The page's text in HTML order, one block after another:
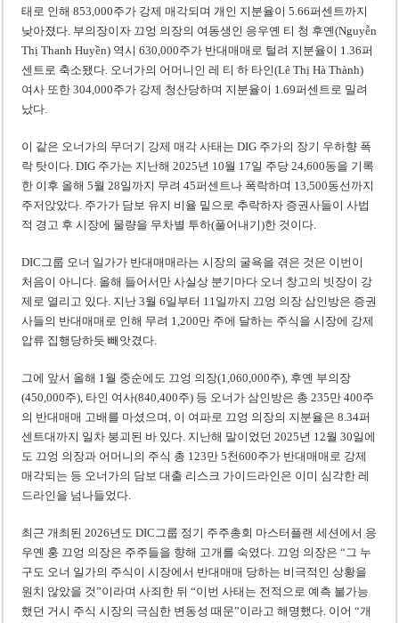
태로 인해 853,000주가 강제 매각되며 개인 지분율이 5.66퍼센트까지
낮아졌다. 부의장이자 끄엉 의장의 여동생인 응우옌 티 청 후옌(Nguyễn
Thị Thanh Huyền) 역시 630,000주가 반대매매로 털려 지분율이 1.36퍼
센트로 축소됐다. 오너가의 어머니인 레 티 하 타인(Lê Thị Hà Thành)
여사 또한 304,000주가 강제 청산당하며 지분율이 1.69퍼센트로 밀려
났다.
이 같은 오너가의 무더기 강제 매각 사태는 DIG 주가의 장기 우하향 폭
락 탓이다. DIG 주가는 지난해 2025년 10월 17일 주당 24,600동을 기록
한 이후 올해 5월 28일까지 무려 45퍼센트나 폭락하며 13,500동선까지
주저앉았다. 주가가 담보 유지 비율 밑으로 추락하자 증권사들이 사법
적 경고 후 시장에 물량을 무차별 투하(풀어내기)한 것이다.
DIC그룹 오너 일가가 반대매매라는 시장의 굴욕을 겪은 것은 이번이
처음이 아니다. 올해 들어서만 사실상 분기마다 오너 창고의 빗장이 강
제로 열리고 있다. 지난 3월 6일부터 11일까지 끄엉 의장 삼인방은 증권
사들의 반대매매로 인해 무려 1,200만 주에 달하는 주식을 시장에 강제
압류 집행당하듯 빼앗겼다.
그에 앞서 올해 1월 중순에도 끄엉 의장(1,060,000주), 후옌 부의장
(450,000주), 타인 여사(840,400주) 등 오너가 삼인방은 총 235만 400주
의 반대매매 고배를 마셨으며, 이 여파로 끄엉 의장의 지분율은 8.34퍼
센트대까지 일차 붕괴된 바 있다. 지난해 말이었던 2025년 12월 30일에
도 끄엉 의장과 어머니의 주식 총 123만 5천600주가 반대매매로 강제
매각되는 등 오너가의 담보 대출 리스크 가이드라인은 이미 심각한 레
드라인을 넘나들었다.
최근 개최된 2026년도 DIC그룹 정기 주주총회 마스터플랜 세션에서 응
우옌 훙 끄엉 의장은 주주들을 향해 고개를 숙였다. 끄엉 의장은 “그 누
구도 오너 일가의 주식이 시장에서 반대매매 당하는 비극적인 상황을
원치 않았을 것”이라며 사죄한 뒤 “이번 사태는 전적으로 예측 불가능
했던 거시 주식 시장의 극심한 변동성 때문”이라고 해명했다. 이어 “개